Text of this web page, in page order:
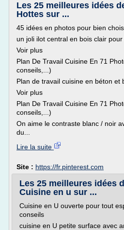
Les 25 meilleures idées
Hottes sur ...
45 idées en photos pour bien
un joli ilot central en bois clair
Voir plus
Plan De Travail Cuisine En 71
conseils,...)
Plan de travail cuisine en béton et
Voir plus
Plan De Travail Cuisine En 71
conseils,...)
On aime le contraste blanc / noir
du...
Lire la suite
Site : https://fr.pinterest.com
Les 25 meilleures idées
Cuisine en u sur ...
Cuisine en U ouverte pour tout
conseils
cuisine en U petite surface avec